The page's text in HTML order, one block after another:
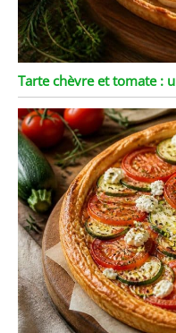
Tarte chèvre et tomate :